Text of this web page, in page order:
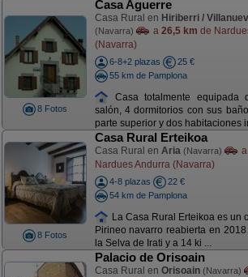
8 Fotos
Casa Aguerre
Casa Rural en Hiriberri /
(Navarra) a 26,5 km de
(Navarra)
6-8+2 plazas
25 €
55 km de Pamplona
Casa totalmente equipada
salón, 4 dormitorios con sus
parte superior y dos habitaciones
8 Fotos
Casa Rural Erteikoa
Casa Rural en Aria (Navarra) a
Nardues Andurra (Navarra)
4-8 plazas
22 €
54 km de Pamplona
La Casa Rural Erteikoa es un
Pirineo navarro reabierta en
la Selva de Irati y a 14 ki ...
Palacio de Orisoain
Casa Rural en Orisoain (Navarra)